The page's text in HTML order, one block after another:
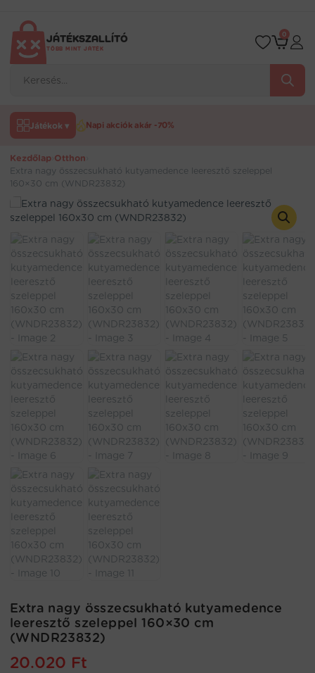
tartalomraJÁTÉKSZALLÍTÓ
TÖBB MINT JÁTÉK
search
0
Játékok ▾ Napi akciók akár -70%
Kezdőlap Otthon
Extra nagy összecsukható kutyamedence leeresztő szeleppel
160×30 cm (WNDR23832)
Extra nagy összecsukható kutyamedence
leeresztő szeleppel 160×30 cm
(WNDR23832)
20.020 Ft